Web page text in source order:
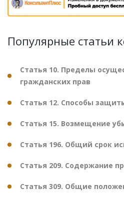
Популярные статьи
Статья 10. Пределы
гражданских прав
Статья 12. Способы
Статья 15. Возмещение
Статья 196. Общий срок
Статья 209. Содержание
Статья 309. Общие